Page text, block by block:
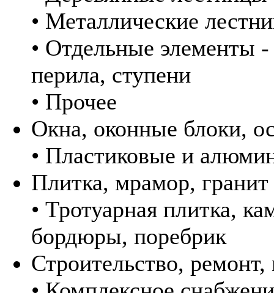
• Металлические
• Отдельные элементы
перила, ступени
• Прочее
Окна, оконные блоки,
• Пластиковые и
Плитка, мрамор, гранит
• Тротуарная плитка,
бордюры, поребрик
Строительство,